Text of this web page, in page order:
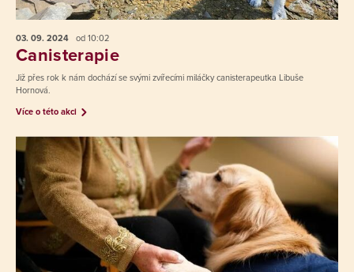
03. 09. 2024 od 10:02
Canisterapie
Již přes rok k nám dochází se svými zvířecími miláčky canisterapeutka Libuše
Hornová.
Více o této akci